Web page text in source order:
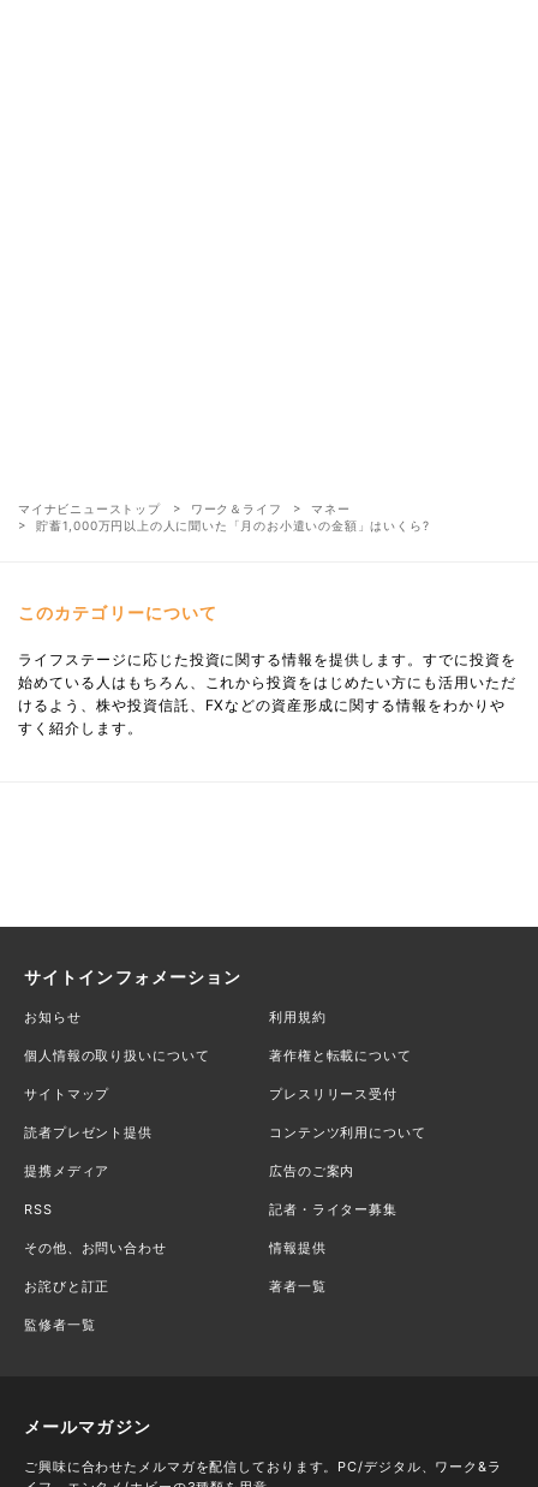
マイナビニューストップ ワーク＆ライフ
マネー
貯蓄1,000万円以上の人に聞いた「月のお小遣いの金額」はいくら?
このカテゴリーについて
ライフステージに応じた投資に関する情報を提供します。すでに投資を
始めている人はもちろん、これから投資をはじめたい方にも活用いただ
けるよう、株や投資信託、FXなどの資産形成に関する情報をわかりや
すく紹介します。
サイトインフォメーション
お知らせ 利用規約
個人情報の取り扱いについて 著作権と転載について
サイトマップ プレスリリース受付
読者プレゼント提供 コンテンツ利用について
提携メディア 広告のご案内
RSS 記者・ライター募集
その他、お問い合わせ 情報提供
お詫びと訂正 著者一覧
監修者一覧
メールマガジン
ご興味に合わせたメルマガを配信しております。PC/デジタル、ワーク&ラ